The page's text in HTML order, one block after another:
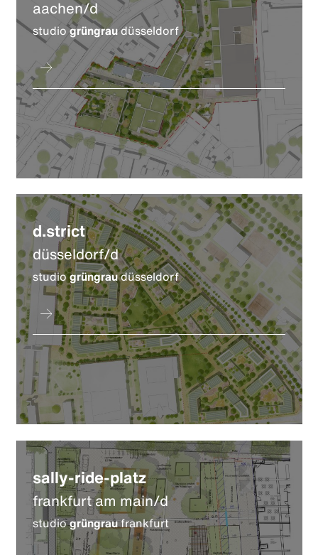
aachen/d
studiogrüngraudüsseldorf
d.strict
düsseldorf/d
studiogrüngraudüsseldorf
sally-ride-platz
frankfurt am main/d
studiogrüngraufrankfurt